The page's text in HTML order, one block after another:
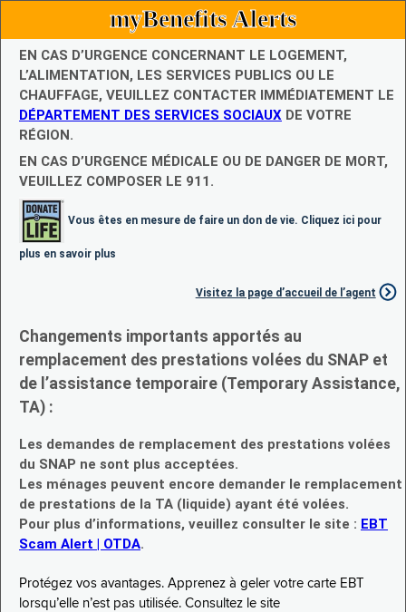
myBenefits Alerts
EN CAS D’URGENCE CONCERNANT LE LOGEMENT,
L’ALIMENTATION, LES SERVICES PUBLICS OU LE
CHAUFFAGE, VEUILLEZ CONTACTER IMMÉDIATEMENT LE
DÉPARTEMENT DES SERVICES SOCIAUX DE VOTRE
RÉGION.
EN CAS D’URGENCE MÉDICALE OU DE DANGER DE MORT,
VEUILLEZ COMPOSER LE 911.
Vous êtes en mesure de faire un don de vie. Cliquez ici pour
plus en savoir plus
Visitez la page d’accueil de l’agent
Changements importants apportés au
remplacement des prestations volées du SNAP et
de l’assistance temporaire (Temporary Assistance,
TA) :
Les demandes de remplacement des prestations volées
du SNAP ne sont plus acceptées.
Les ménages peuvent encore demander le remplacement
de prestations de la TA (liquide) ayant été volées.
Pour plus d’informations, veuillez consulter le site : EBT
Scam Alert | OTDA.
Protégez vos avantages. Apprenez à geler votre carte EBT
lorsqu’elle n’est pas utilisée. Consultez le site